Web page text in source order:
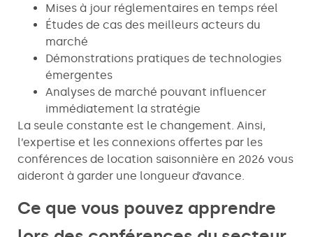
Mises à jour réglementaires en temps réel
Études de cas des meilleurs acteurs du
marché
Démonstrations pratiques de technologies
émergentes
Analyses de marché pouvant influencer
immédiatement la stratégie
La seule constante est le changement. Ainsi,
l’expertise et les connexions offertes par les
conférences de location saisonnière en 2026 vous
aideront à garder une longueur d’avance.
Ce que vous pouvez apprendre